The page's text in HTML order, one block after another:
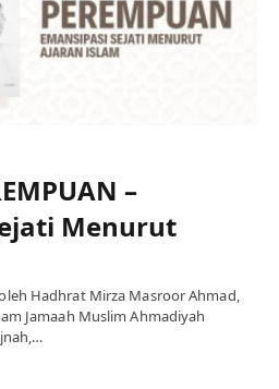
–
Menurut
Hadhrat Mirza Masroor Ahmad,
Jamaah Muslim Ahmadiyah